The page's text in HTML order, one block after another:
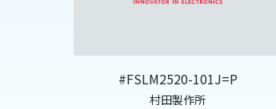
#FSLM2520-101J=P
村田製作所